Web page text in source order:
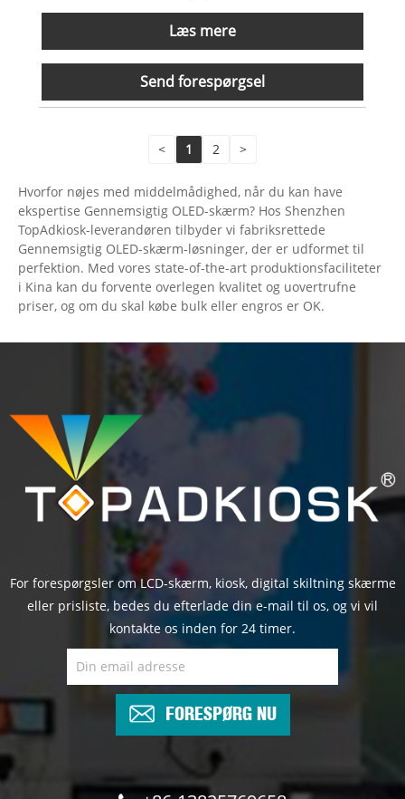
Læs mere
Send forespørgsel
< 1 2 >
Hvorfor nøjes med middelmådighed, når du kan have
ekspertise Gennemsigtig OLED-skærm? Hos Shenzhen
TopAdkiosk-leverandøren tilbyder vi fabriksrettede
Gennemsigtig OLED-skærm-løsninger, der er udformet til
perfektion. Med vores state-of-the-art produktionsfaciliteter
i Kina kan du forvente overlegen kvalitet og uovertrufne
priser, og om du skal købe bulk eller engros er OK.
For forespørgsler om LCD-skærm, kiosk, digital skiltning skærme
eller prisliste, bedes du efterlade din e-mail til os, og vi vil
kontakte os inden for 24 timer.
FORESPØRG NU